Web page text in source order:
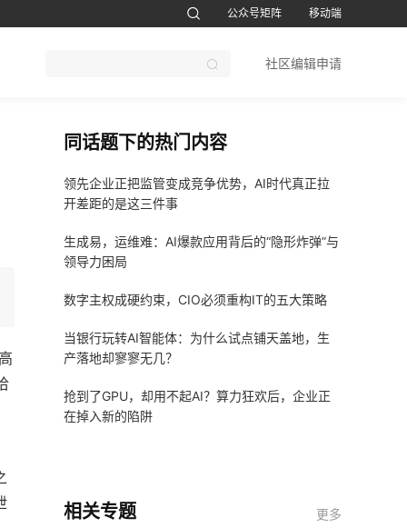
公众号矩阵
移动端
社区编辑申请
同话题下的热门内容
领先企业正把监管变成竞争优势，AI时代真正拉
开差距的是这三件事
生成易，运维难：AI爆款应用背后的“隐形炸弹”与
领导力困局
数字主权成硬约束，CIO必须重构IT的五大策略
当银行玩转AI智能体：为什么试点铺天盖地，生
产落地却寥寥无几？
抢到了GPU，却用不起AI？算力狂欢后，企业正
在掉入新的陷阱
相关专题 更多